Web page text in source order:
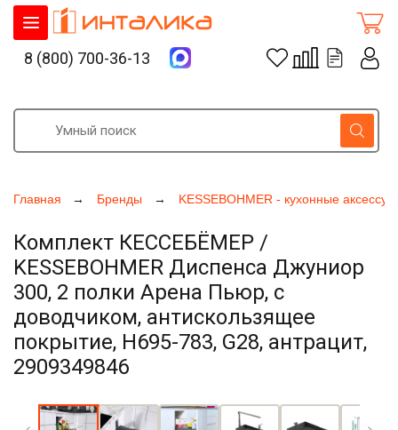
Главная Бренды KESSEBOHMER - кухонные
Комплект КЕССЕБЁМЕР /
KESSEBOHMER Диспенса Джуниор
300, 2 полки Арена Пьюр, с
доводчиком, антискользящее
покрытие, H695-783, G28, антрацит,
2909349846
8 (800) 700-36-13